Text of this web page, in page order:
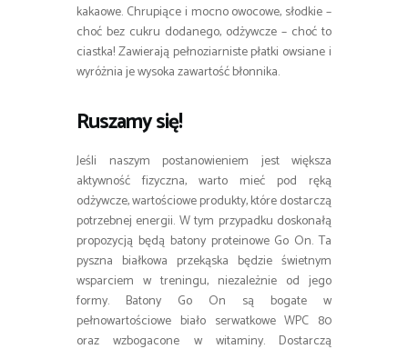
kakaowe. Chrupiące i mocno owocowe, słodkie –
choć bez cukru dodanego, odżywcze – choć to
ciastka! Zawierają pełnoziarniste płatki owsiane i
wyróżnia je wysoka zawartość błonnika.
Ruszamy się!
Jeśli naszym postanowieniem jest większa
aktywność fizyczna, warto mieć pod ręką
odżywcze, wartościowe produkty, które dostarczą
potrzebnej energii. W tym przypadku doskonałą
propozycją będą batony proteinowe Go On. Ta
pyszna białkowa przekąska będzie świetnym
wsparciem w treningu, niezależnie od jego
formy. Batony Go On są bogate w
pełnowartościowe biało serwatkowe WPC 80
oraz wzbogacone w witaminy. Dostarczą